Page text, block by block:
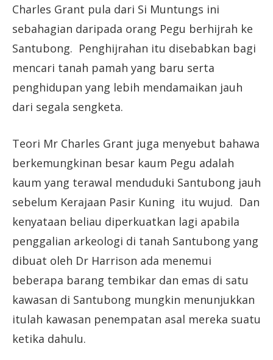
Charles Grant pula dari Si Muntungs ini
sebahagian daripada orang Pegu berhijrah ke
Santubong. Penghijrahan itu disebabkan bagi
mencari tanah pamah yang baru serta
penghidupan yang lebih mendamaikan jauh
dari segala sengketa.
Teori Mr Charles Grant juga menyebut bahawa
berkemungkinan besar kaum Pegu adalah
kaum yang terawal menduduki Santubong jauh
sebelum Kerajaan Pasir Kuning itu wujud. Dan
kenyataan beliau diperkuatkan lagi apabila
penggalian arkeologi di tanah Santubong yang
dibuat oleh Dr Harrison ada menemui
beberapa barang tembikar dan emas di satu
kawasan di Santubong mungkin menunjukkan
itulah kawasan penempatan asal mereka suatu
ketika dahulu.